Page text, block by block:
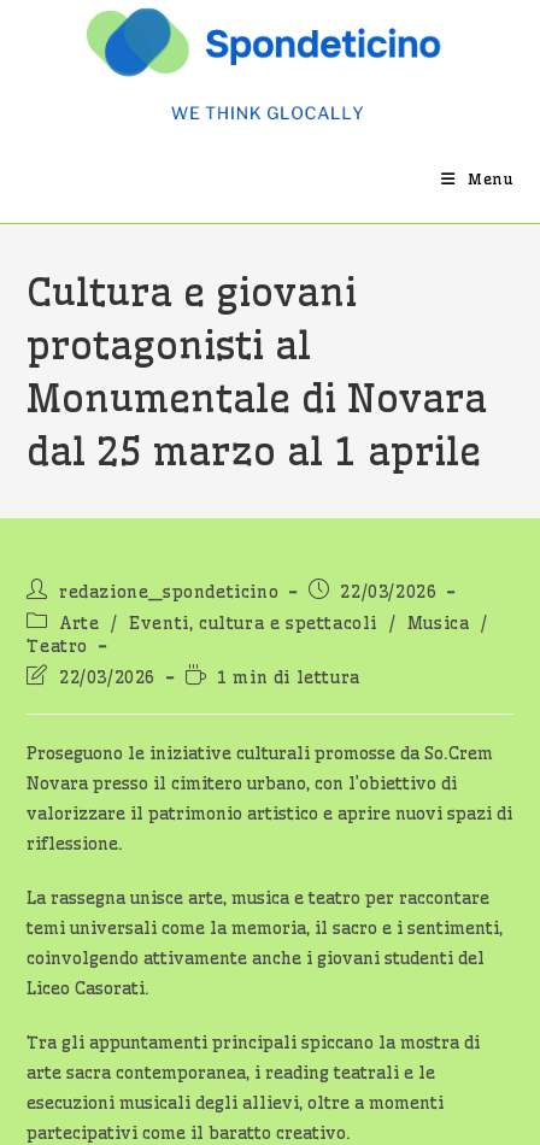
Menu
Cultura e giovani
protagonisti al
Monumentale di Novara
dal 25 marzo al 1 aprile
Autore
dell'articolo:
redazione_spondeticino
Articolo
pubblicato:
22/03/2026
Categoria
dell'articolo:
Arte / Eventi, cultura e spettacoli / Musica /
Teatro
Ultima
dell'articolo:
22/03/2026
Tempo
lettura:
1 min di lettura
Proseguono le iniziative culturali promosse da So.Crem
Novara presso il cimitero urbano, con l’obiettivo di
valorizzare il patrimonio artistico e aprire nuovi spazi di
riflessione.
La rassegna unisce arte, musica e teatro per raccontare
temi universali come la memoria, il sacro e i sentimenti,
coinvolgendo attivamente anche i giovani studenti del
Liceo Casorati.
Tra gli appuntamenti principali spiccano la mostra di
arte sacra contemporanea, i reading teatrali e le
esecuzioni musicali degli allievi, oltre a momenti
partecipativi come il baratto creativo.